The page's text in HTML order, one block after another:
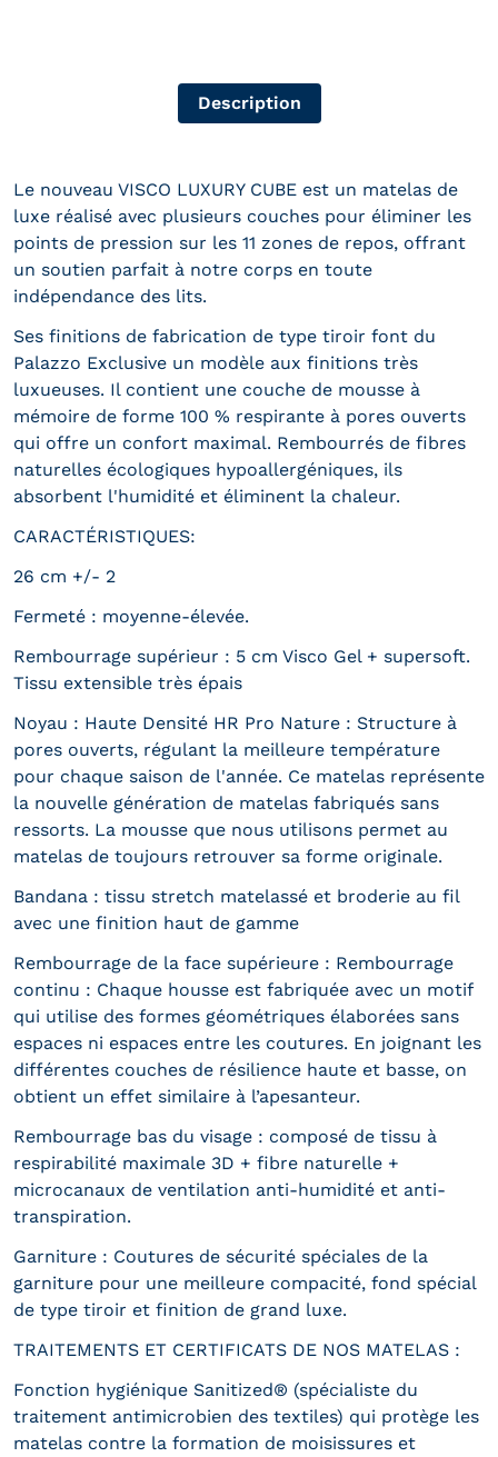
Description
Le nouveau VISCO LUXURY CUBE est un matelas de
luxe réalisé avec plusieurs couches pour éliminer les
points de pression sur les 11 zones de repos, offrant
un soutien parfait à notre corps en toute
indépendance des lits.
Ses finitions de fabrication de type tiroir font du
Palazzo Exclusive un modèle aux finitions très
luxueuses. Il contient une couche de mousse à
mémoire de forme 100 % respirante à pores ouverts
qui offre un confort maximal. Rembourrés de fibres
naturelles écologiques hypoallergéniques, ils
absorbent l'humidité et éliminent la chaleur.
CARACTÉRISTIQUES:
26 cm +/- 2
Fermeté : moyenne-élevée.
Rembourrage supérieur : 5 cm Visco Gel + supersoft.
Tissu extensible très épais
Noyau : Haute Densité HR Pro Nature : Structure à
pores ouverts, régulant la meilleure température
pour chaque saison de l'année. Ce matelas représente
la nouvelle génération de matelas fabriqués sans
ressorts. La mousse que nous utilisons permet au
matelas de toujours retrouver sa forme originale.
Bandana : tissu stretch matelassé et broderie au fil
avec une finition haut de gamme
Rembourrage de la face supérieure : Rembourrage
continu : Chaque housse est fabriquée avec un motif
qui utilise des formes géométriques élaborées sans
espaces ni espaces entre les coutures. En joignant les
différentes couches de résilience haute et basse, on
obtient un effet similaire à l’apesanteur.
Rembourrage bas du visage : composé de tissu à
respirabilité maximale 3D + fibre naturelle +
microcanaux de ventilation anti-humidité et anti-
transpiration.
Garniture : Coutures de sécurité spéciales de la
garniture pour une meilleure compacité, fond spécial
de type tiroir et finition de grand luxe.
TRAITEMENTS ET CERTIFICATS DE NOS MATELAS :
Fonction hygiénique Sanitized® (spécialiste du
traitement antimicrobien des textiles) qui protège les
matelas contre la formation de moisissures et